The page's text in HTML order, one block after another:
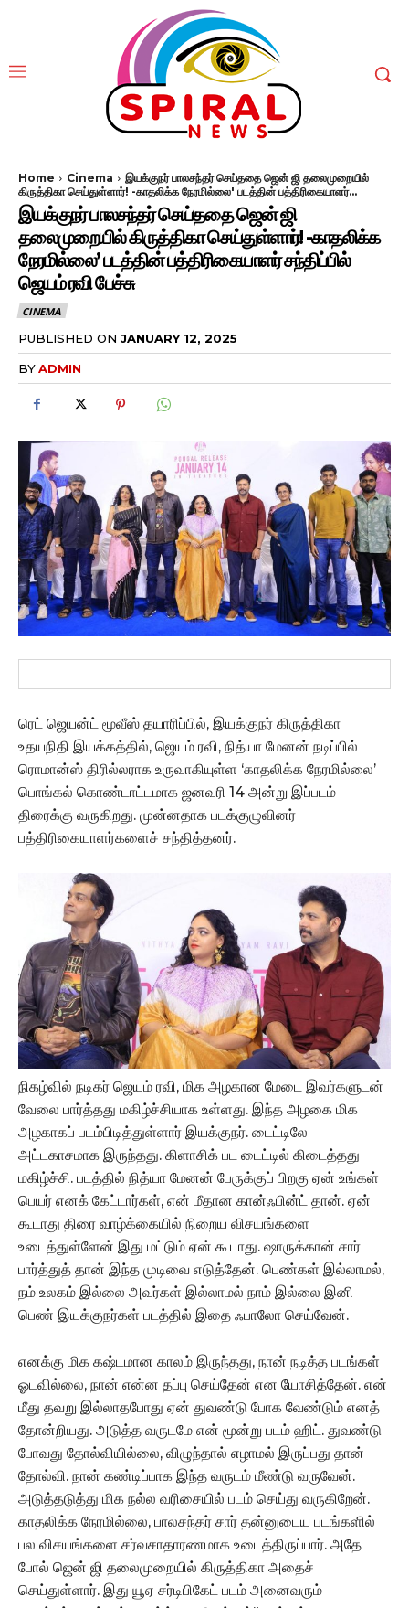
Home Cinema
இயக்குநர் பாலசந்தர் செய்ததை ஜென் ஜி தலைமுறையில்
கிருத்திகா செய்துள்ளார்! -காதலிக்க நேரமில்லை' படத்தின் பத்திரிகையாளர்...
இயக்குநர் பாலசந்தர் செய்ததை ஜென் ஜி
தலைமுறையில் கிருத்திகா செய்துள்ளார்! -காதலிக்க
நேரமில்லை’ படத்தின் பத்திரிகையாளர் சந்திப்பில்
ஜெயம் ரவி பேச்சு
CINEMA
PUBLISHED ON JANUARY 12, 2025
BYADMIN
ரெட் ஜெயன்ட் மூவீஸ் தயாரிப்பில், இயக்குநர் கிருத்திகா
உதயநிதி இயக்கத்தில், ஜெயம் ரவி, நித்யா மேனன் நடிப்பில்
ரொமான்ஸ் திரில்லராக உருவாகியுள்ள ‘காதலிக்க நேரமில்லை’
பொங்கல் கொண்டாட்டமாக ஜனவரி 14 அன்று இப்படம்
திரைக்கு வருகிறது. முன்னதாக படக்குழுவினர்
பத்திரிகையாளர்களைச் சந்தித்தனர்.
நிகழ்வில் நடிகர் ஜெயம் ரவி, மிக அழகான மேடை இவர்களுடன்
வேலை பார்த்தது மகிழ்ச்சியாக உள்ளது. இந்த அழகை மிக
அழகாகப் படம்பிடித்துள்ளார் இயக்குநர். டைட்டிலே
அட்டகாசமாக இருந்தது. கிளாசிக் பட டைட்டில் கிடைத்தது
மகிழ்ச்சி. படத்தில் நித்யா மேனன் பேருக்குப் பிறகு ஏன் உங்கள்
பெயர் எனக் கேட்டார்கள், என் மீதான கான்ஃபின்ட் தான். ஏன்
கூடாது திரை வாழ்க்கையில் நிறைய விசயங்களை
உடைத்துள்ளேன் இது மட்டும் ஏன் கூடாது. ஷாருக்கான் சார்
பார்த்துத் தான் இந்த முடிவை எடுத்தேன். பெண்கள் இல்லாமல்,
நம் உலகம் இல்லை அவர்கள் இல்லாமல் நாம் இல்லை இனி
பெண் இயக்குநர்கள் படத்தில் இதை ஃபாலோ செய்வேன்.
எனக்கு மிக கஷ்டமான காலம் இருந்தது, நான் நடித்த படங்கள்
ஓடவில்லை, நான் என்ன தப்பு செய்தேன் என யோசித்தேன். என்
மீது தவறு இல்லாதபோது ஏன் துவண்டு போக வேண்டும் எனத்
தோன்றியது. அடுத்த வருடமே என் மூன்று படம் ஹிட். துவண்டு
போவது தோல்வியில்லை, விழுந்தால் எழாமல் இருப்பது தான்
தோல்வி. நான் கண்டிப்பாக இந்த வருடம் மீண்டு வருவேன்.
அடுத்தடுத்து மிக நல்ல வரிசையில் படம் செய்து வருகிறேன்.
காதலிக்க நேரமில்லை, பாலசந்தர் சார் தன்னுடைய படங்களில்
பல விசயங்களை சர்வசாதாரணமாக உடைத்திருப்பார். அதே
போல் ஜென் ஜி தலைமுறையில் கிருத்திகா அதைச்
செய்துள்ளார். இது யூஏ சர்டிபிகேட் படம் அனைவரும்